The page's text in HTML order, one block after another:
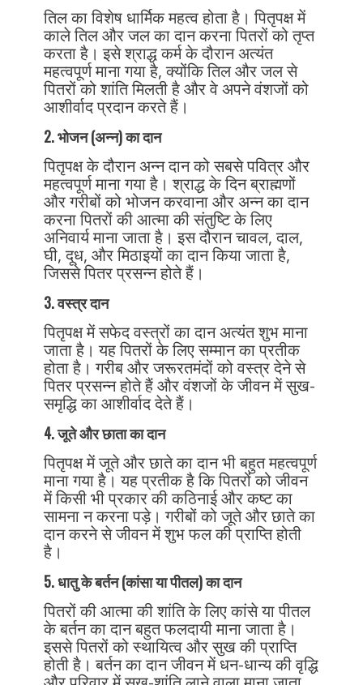
तिल का विशेष धार्मिक महत्व होता है। पितृपक्ष में
काले तिल और जल का दान करना पितरों को तृप्त
करता है। इसे श्राद्ध कर्म के दौरान अत्यंत
महत्वपूर्ण माना गया है, क्योंकि तिल और जल से
पितरों को शांति मिलती है और वे अपने वंशजों को
आशीर्वाद प्रदान करते हैं।
2. भोजन (अन्न) का दान
पितृपक्ष के दौरान अन्न दान को सबसे पवित्र और
महत्वपूर्ण माना गया है। श्राद्ध के दिन ब्राह्मणों
और गरीबों को भोजन करवाना और अन्न का दान
करना पितरों की आत्मा की संतुष्टि के लिए
अनिवार्य माना जाता है। इस दौरान चावल, दाल,
घी, दूध, और मिठाइयों का दान किया जाता है,
जिससे पितर प्रसन्न होते हैं।
3. वस्त्र दान
पितृपक्ष में सफेद वस्त्रों का दान अत्यंत शुभ माना
जाता है। यह पितरों के लिए सम्मान का प्रतीक
होता है। गरीब और जरूरतमंदों को वस्त्र देने से
पितर प्रसन्न होते हैं और वंशजों के जीवन में सुख-
समृद्धि का आशीर्वाद देते हैं।
4. जूते और छाता का दान
पितृपक्ष में जूते और छाते का दान भी बहुत महत्वपूर्ण
माना गया है। यह प्रतीक है कि पितरों को जीवन
में किसी भी प्रकार की कठिनाई और कष्ट का
सामना न करना पड़े। गरीबों को जूते और छाते का
दान करने से जीवन में शुभ फल की प्राप्ति होती
है।
5. धातु के बर्तन (कांसा या पीतल) का दान
पितरों की आत्मा की शांति के लिए कांसे या पीतल
के बर्तन का दान बहुत फलदायी माना जाता है।
इससे पितरों को स्थायित्व और सुख की प्राप्ति
होती है। बर्तन का दान जीवन में धन-धान्य की वृद्धि